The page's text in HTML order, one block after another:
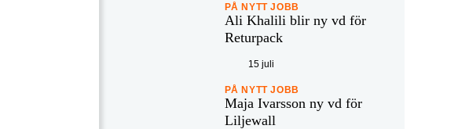
PÅ NYTT JOBB
Ali Khalili blir ny vd för
Returpack
15 juli
PÅ NYTT JOBB
Maja Ivarsson ny vd för
Liljewall